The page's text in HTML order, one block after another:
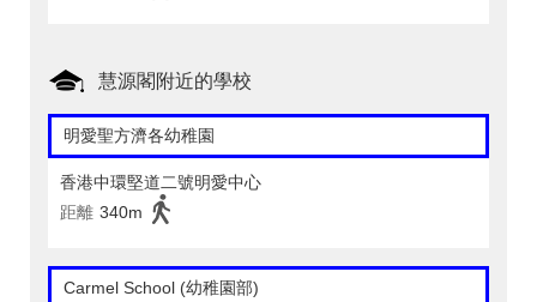
慧源閣附近的學校
明愛聖方濟各幼稚園
香港中環堅道二號明愛中心
距離 340m
Carmel School (幼稚園部)